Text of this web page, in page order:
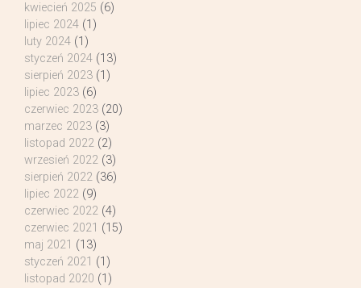
kwiecień 2025 (6)
lipiec 2024 (1)
luty 2024 (1)
styczeń 2024 (13)
sierpień 2023 (1)
lipiec 2023 (6)
czerwiec 2023 (20)
marzec 2023 (3)
listopad 2022 (2)
wrzesień 2022 (3)
sierpień 2022 (36)
lipiec 2022 (9)
czerwiec 2022 (4)
czerwiec 2021 (15)
maj 2021 (13)
styczeń 2021 (1)
listopad 2020 (1)